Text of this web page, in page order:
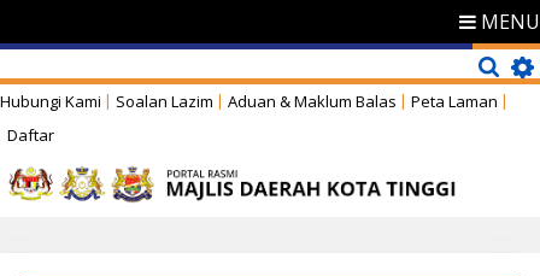
MENU
Hubungi Kami Soalan Lazim Aduan & Maklum Balas
Peta Laman
Daftar